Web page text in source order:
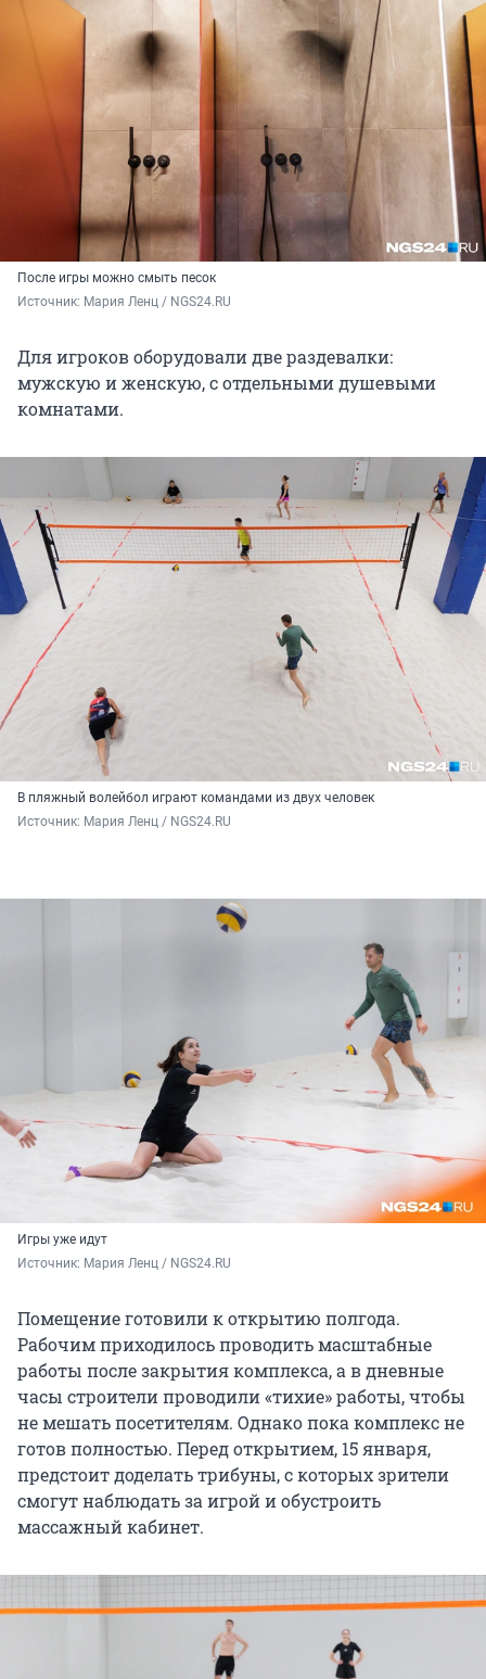
После игры можно смыть песок
Источник: Мария Ленц / NGS24.RU
Для игроков оборудовали две раздевалки:
мужскую и женскую, с отдельными душевыми
комнатами.
В пляжный волейбол играют командами из двух человек
Источник: Мария Ленц / NGS24.RU
Игры уже идут
Источник: Мария Ленц / NGS24.RU
Помещение готовили к открытию полгода.
Рабочим приходилось проводить масштабные
работы после закрытия комплекса, а в дневные
часы строители проводили «тихие» работы, чтобы
не мешать посетителям. Однако пока комплекс не
готов полностью. Перед открытием, 15 января,
предстоит доделать трибуны, с которых зрители
смогут наблюдать за игрой и обустроить
массажный кабинет.